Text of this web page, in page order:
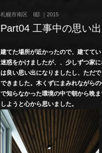
札幌市南区 I邸 ｜2015
Part04 工事中の思い出
建てた場所が近かったので、建てて
迷惑をかけましたが、、少しずつ家
は良い思い出になりましたし、ただ
できました。木くずにまみれながら
で知らなかった環境の中で朝から晩
しようと心から思いました。